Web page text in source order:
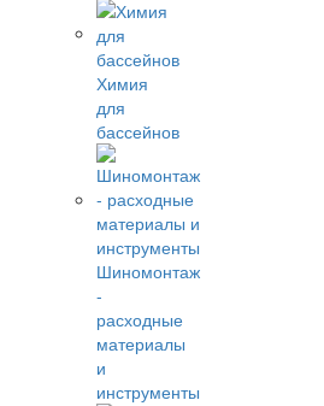
Химия
для
бассейнов
Шиномонтаж
-
расходные
материалы
и
инструменты